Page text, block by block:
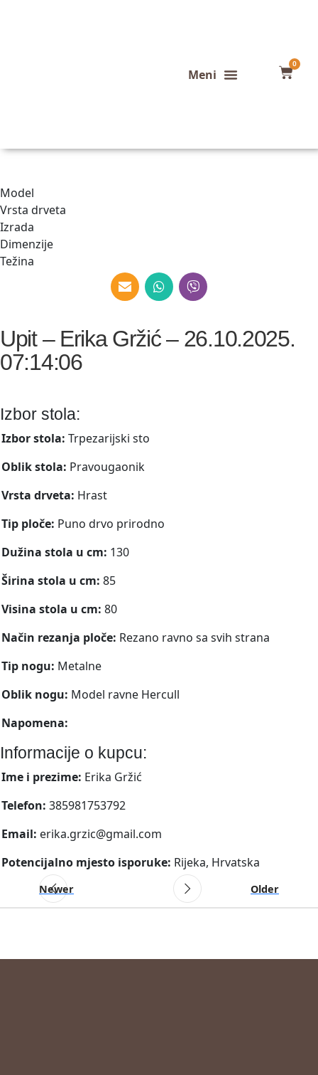
0
Model
Vrsta drveta
Izrada
Dimenzije
Težina
Upit – Erika Gržić – 26.10.2025.
07:14:06
Izbor stola:
Izbor stola: Trpezarijski sto
Oblik stola: Pravougaonik
Vrsta drveta: Hrast
Tip ploče: Puno drvo prirodno
Dužina stola u cm: 130
Širina stola u cm: 85
Visina stola u cm: 80
Način rezanja ploče: Rezano ravno sa svih strana
Tip nogu: Metalne
Oblik nogu: Model ravne Hercull
Napomena:
Informacije o kupcu:
Ime i prezime: Erika Gržić
Telefon: 385981753792
Email: erika.grzic@gmail.com
Potencijalno mjesto isporuke: Rijeka, Hrvatska
Newer Older